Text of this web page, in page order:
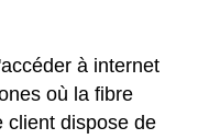
à internet
où la fibre
client dispose de